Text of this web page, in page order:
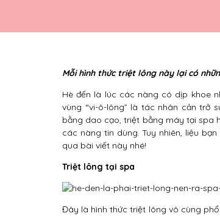
Mỗi hình thức triệt lông này lại có
Hè đến là lúc các nàng có dịp khoe
vùng “vi-ô-lông” là tác nhân cản trở
bằng dao cạo, triệt bằng máy tại spa
các nàng tin dùng. Tuy nhiên, liệu
qua bài viết này nhé!
Triệt lông tại spa
Đây là hình thức triệt lông vô cùng